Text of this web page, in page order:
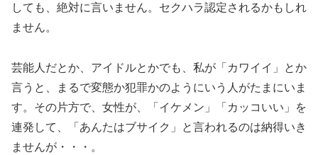
しても、絶対に言いません。セクハラ認定されるかもしれ
ません。
芸能人だとか、アイドルとかでも、私が「カワイイ」とか
言うと、まるで変態か犯罪かのようにいう人がたまにいま
す。その片方で、女性が、「イケメン」「カッコいい」を
連発して、「あんたはブサイク」と言われるのは納得いき
ませんが・・・。